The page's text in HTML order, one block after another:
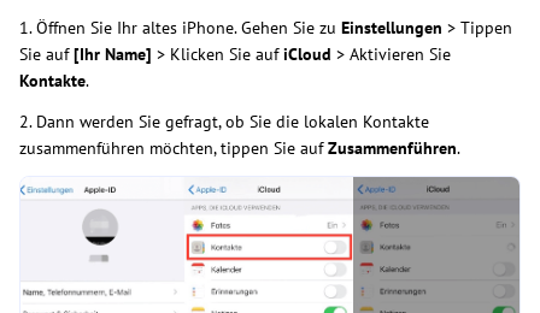
1. Öffnen Sie Ihr altes iPhone. Gehen Sie zu Einstellungen > Tippen
Sie auf[Ihr Name] > Klicken Sie aufiCloud > Aktivieren Sie
Kontakte.
2. Dann werden Sie gefragt, ob Sie die lokalen Kontakte
zusammenführen möchten, tippen Sie aufZusammenführen.